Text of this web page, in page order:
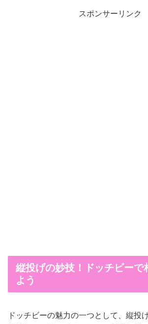
スポンサーリンク
縦投げの妙技！ドッチビーで
よう
ドッチビーの魅力の一つとして、縦投